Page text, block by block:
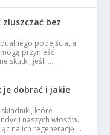
bez
podejścia, a
przynieść
skutki, jeśli …
je dobrać i jakie
które
naszych włosów.
na ich regenerację …